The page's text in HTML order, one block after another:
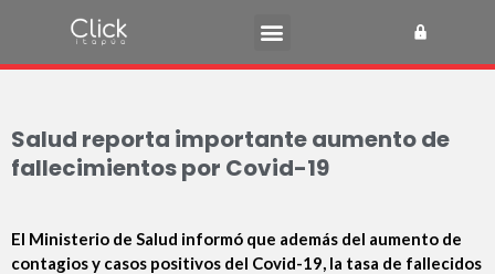
Salud reporta importante aumento de
fallecimientos por Covid-19
El Ministerio de Salud informó que además del aumento de
contagios y casos positivos del Covid-19, la tasa de fallecidos